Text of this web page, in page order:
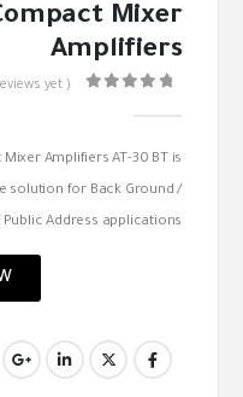
Mixer
Amplifiers
( There are no reviews yet. )
Mixer Amplifiers AT-30 BT is
solution for Back Ground /
Address applications